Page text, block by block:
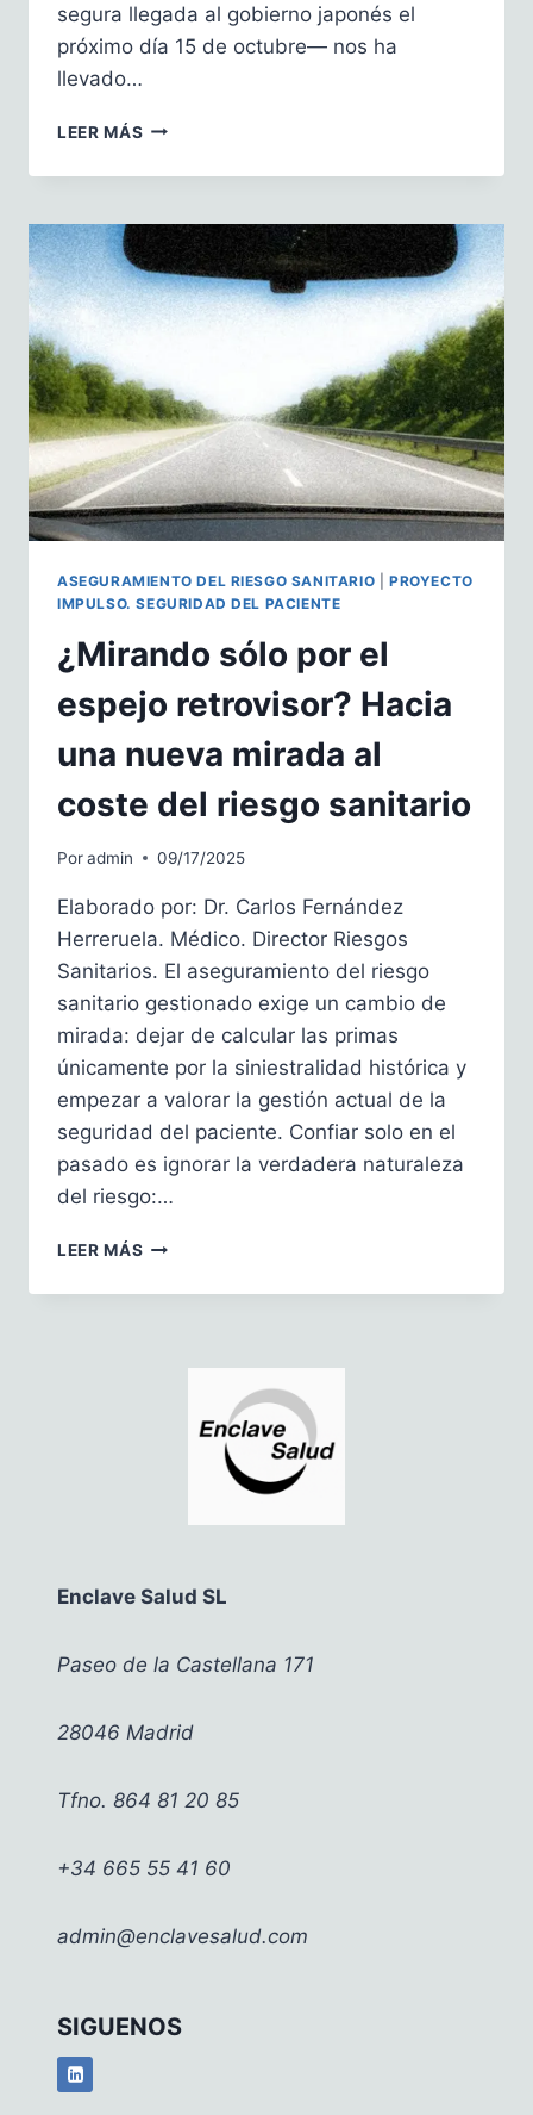
segura llegada al gobierno japonés el
próximo día 15 de octubre— nos ha
llevado…
LEER MÁS LECCIONES
JAPÓN
LA
CULTURA
DEL
RIESGO
LA
SANIDAD
ESPAÑOLA
ASEGURAMIENTO DEL RIESGO SANITARIO |PROYECTO
IMPULSO. SEGURIDAD DEL PACIENTE
¿Mirando sólo por el
espejo retrovisor? Hacia
una nueva mirada al
coste del riesgo sanitario
Poradmin 09/17/2025
Elaborado por: Dr. Carlos Fernández
Herreruela. Médico. Director Riesgos
Sanitarios. El aseguramiento del riesgo
sanitario gestionado exige un cambio de
mirada: dejar de calcular las primas
únicamente por la siniestralidad histórica y
empezar a valorar la gestión actual de la
seguridad del paciente. Confiar solo en el
pasado es ignorar la verdadera naturaleza
del riesgo:…
LEER MÁS ¿MIRANDO
POR
RETROVISOR?
SANITARIO
Enclave Salud SL
Paseo de la Castellana 171
28046 Madrid
Tfno. 864 81 20 85
+34 665 55 41 60
admin@enclavesalud.com
SIGUENOS